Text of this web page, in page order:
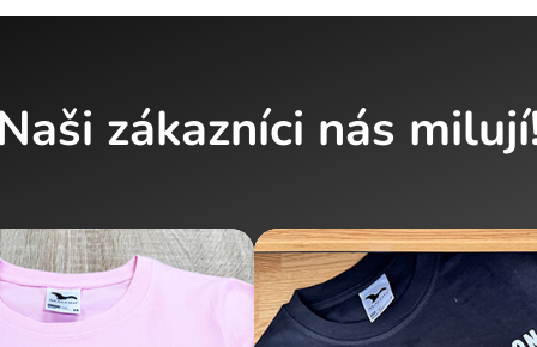
zákazníci nás